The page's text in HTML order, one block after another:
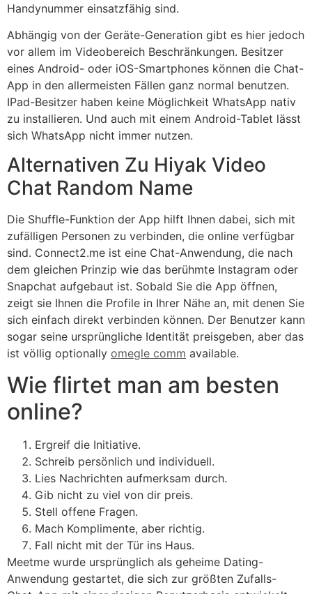
Handynummer einsatzfähig sind.
Abhängig von der Geräte-Generation gibt es hier jedoch
vor allem im Videobereich Beschränkungen. Besitzer
eines Android- oder iOS-Smartphones können die Chat-
App in den allermeisten Fällen ganz normal benutzen.
IPad-Besitzer haben keine Möglichkeit WhatsApp nativ
zu installieren. Und auch mit einem Android-Tablet lässt
sich WhatsApp nicht immer nutzen.
Alternativen Zu Hiyak Video
Chat Random Name
Die Shuffle-Funktion der App hilft Ihnen dabei, sich mit
zufälligen Personen zu verbinden, die online verfügbar
sind. Connect2.me ist eine Chat-Anwendung, die nach
dem gleichen Prinzip wie das berühmte Instagram oder
Snapchat aufgebaut ist. Sobald Sie die App öffnen,
zeigt sie Ihnen die Profile in Ihrer Nähe an, mit denen Sie
sich einfach direkt verbinden können. Der Benutzer kann
sogar seine ursprüngliche Identität preisgeben, aber das
ist völlig optionally omegle comm available.
Wie flirtet man am besten
online?
Ergreif die Initiative.
Schreib persönlich und individuell.
Lies Nachrichten aufmerksam durch.
Gib nicht zu viel von dir preis.
Stell offene Fragen.
Mach Komplimente, aber richtig.
Fall nicht mit der Tür ins Haus.
Meetme wurde ursprünglich als geheime Dating-
Anwendung gestartet, die sich zur größten Zufalls-